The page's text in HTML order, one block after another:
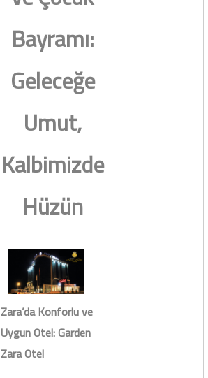
Bayramı:
Geleceğe
Umut,
Kalbimizde
Hüzün
Zara’da Konforlu ve
Uygun Otel: Garden
Zara Otel